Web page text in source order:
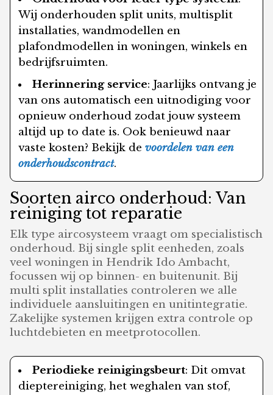
Wij onderhouden split units, multisplit
installaties, wandmodellen en
plafondmodellen in woningen, winkels en
bedrijfsruimten.
Herinnering service: Jaarlijks ontvang je
van ons automatisch een uitnodiging voor
opnieuw onderhoud zodat jouw systeem
altijd up to date is. Ook benieuwd naar
vaste kosten? Bekijk devoordelen van een
onderhoudscontract.
Soorten airco onderhoud: Van
reiniging tot reparatie
Elk type aircosysteem vraagt om specialistisch
onderhoud. Bij single split eenheden, zoals
veel woningen in Hendrik Ido Ambacht,
focussen wij op binnen- en buitenunit. Bij
multi split installaties controleren we alle
individuele aansluitingen en unitintegratie.
Zakelijke systemen krijgen extra controle op
luchtdebieten en meetprotocollen.
Periodieke reinigingsbeurt: Dit omvat
dieptereiniging, het weghalen van stof,